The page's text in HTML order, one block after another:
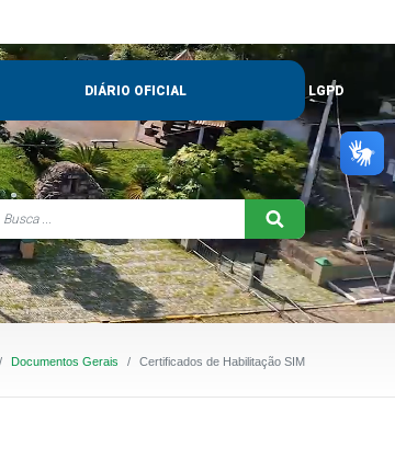
DIÁRIO OFICIAL LGPD
Documentos Gerais Certificados de Habilitação SIM